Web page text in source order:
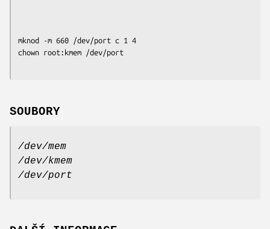
mknod -m 660 /dev/port c 1 4
SOUBORY
/dev/mem
/dev/kmem
/dev/port